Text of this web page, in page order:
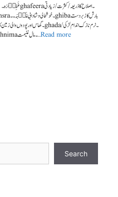
تروتازہ درخت غَیَابَہ۔ghyaba۔ ہر چیز کی تہہ غَانِمَہ۔ghnima۔ مال غنیمت …Read more
Search